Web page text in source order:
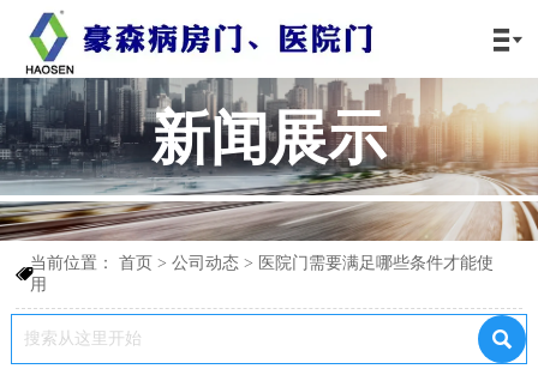

新闻展示

当前位置：首页 >公司动态 > 医院门需要满足哪些条件才能使
用
